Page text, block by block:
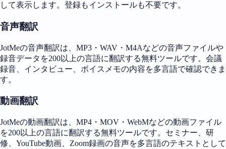
して表示します。登録もインストールも不要です。
音声翻訳
JotMeの音声翻訳は、MP3・WAV・M4Aなどの音声ファイルや
録音データを200以上の言語に翻訳する無料ツールです。会議
録音、インタビュー、ボイスメモの内容を多言語で確認できま
す。
動画翻訳
JotMeの動画翻訳は、MP4・MOV・WebMなどの動画ファイル
を200以上の言語に翻訳する無料ツールです。セミナー、研
修、YouTube動画、Zoom録画の音声を多言語のテキストとして